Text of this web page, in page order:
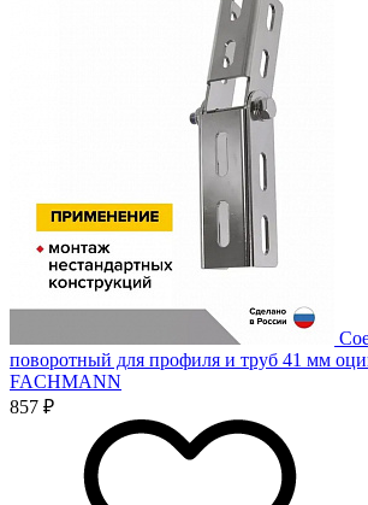
поворотный для профиля и труб 41 мм
FACHMANN
857 ₽